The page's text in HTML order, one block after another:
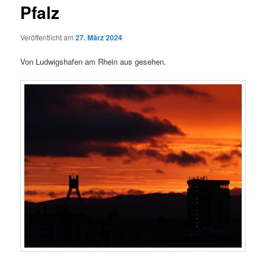
Pfalz
Veröffentlicht am27. März 2024
Von Ludwigshafen am Rhein aus gesehen.